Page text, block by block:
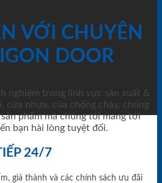
VỚI CHUYÊN
DOOR
nghiệm trong lĩnh vực sản xuất &
cửa nhựa, của chống cháy, chúng
phẩm mà chúng tôi mang tới
bạn hài lòng tuyệt đối.
24/7
giá thành và các chính sách ưu đãi